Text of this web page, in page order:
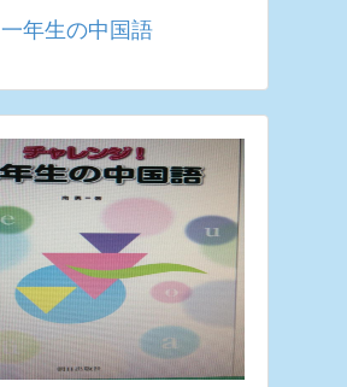
一年生の中国語